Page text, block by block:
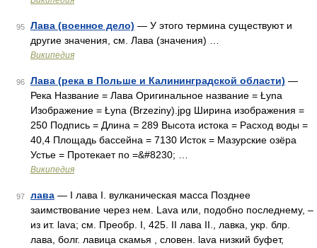
95 Лава (военное дело) — У этого термина существуют и
другие значения, см. Лава (значения) …
Википедия
96 Лава (река в Польше и Калининградской области) —
Река Название = Лава Оригинальное название = Łyna
Изображение = Łyna (Brzeziny).jpg Ширина изображения =
250 Подпись = Длина = 289 Высота истока = Расход воды =
40,4 Площадь бассейна = 7130 Исток = Мазурские озёра
Устье = Протекает по =&#8230; …
Википедия
97 лава — I лава I. вулканическая масса Позднее
заимствование через нем. Lava или, подобно последнему, –
из ит. lаvа; см. Преобр. I, 425. II лава II., лавка, укр. блр.
лава, болг. лавица скамья , словен. lavа низкий буфет,